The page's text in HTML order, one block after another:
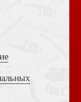
письма
историко-
(2024)